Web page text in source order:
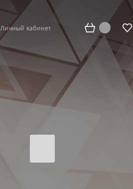
Личный кабинет